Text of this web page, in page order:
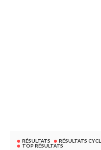
RÉSULTATS RÉSULTATS
TOP RÉSULTATS